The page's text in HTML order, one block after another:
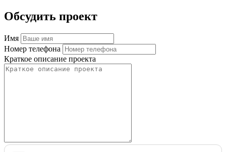
Обсудить проект
Имя
Номер телефона
Краткое описание проекта